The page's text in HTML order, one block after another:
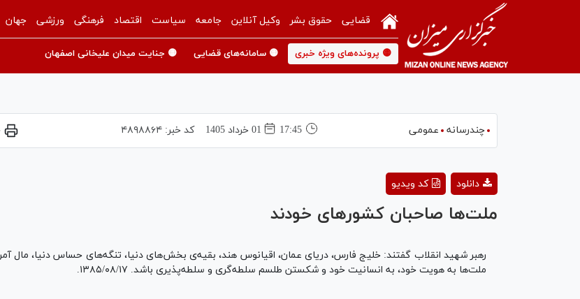
قضایی حقوق بشر وکیل آنلاین جامعه سیاست اقتصاد فرهنگی ورزشی جهان
🟡 پرونده‌های ویژه خبری 🟡 سامانه‌های قضایی 🟡 جنایت میدان علیخانی اصفهان
چندرسانه عمومی 17:45 01 خرداد 1405 کد خبر: ۴۸۹۸۸۶۴
کد ویدیو دانلود
ملت‌ها صاحبان کشورهای خودند
رهبر شهید انقلاب گفتند: خلیج فارس، دریای عمان، اقیانوس هند، بقیه‌ی بخش‌های دنیا، تنگه‌های حساس دنیا، مال
ملت‌ها به هویت خود، به انسانیت خود و شکستن طلسم سلطه‌گری و سلطه‌پذیری باشد. ۱۳۸۵/۰۸/۱۷.